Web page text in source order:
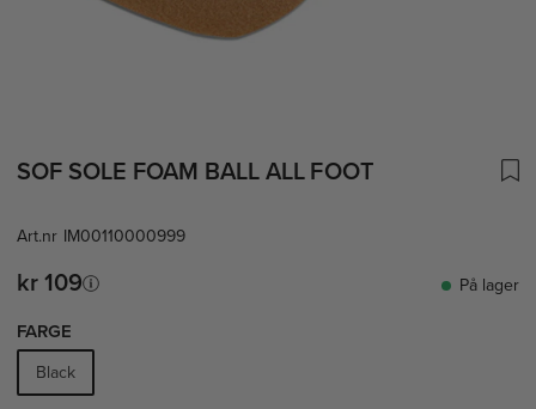
SOF SOLE FOAM BALL ALL FOOT
Art.nr IM00110000999
kr 109 På lager
FARGE
Black